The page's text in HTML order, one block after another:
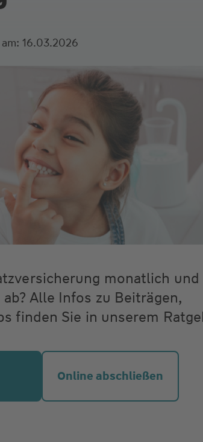
16.03.2026
monatlich und
Alle Infos zu Beiträgen,
finden Sie in unserem
Online abschließen